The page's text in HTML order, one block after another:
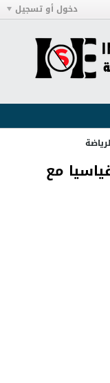
دخول أو تسجيل
مع